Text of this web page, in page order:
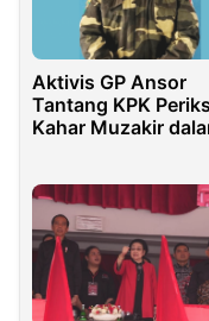
Aktivis GP Ansor
Tantang KPK
Kahar Muzakir